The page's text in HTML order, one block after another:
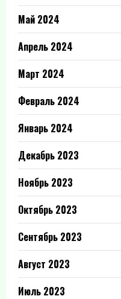
Май 2024
Апрель 2024
Март 2024
Февраль 2024
Январь 2024
Декабрь 2023
Ноябрь 2023
Октябрь 2023
Сентябрь 2023
Август 2023
Июль 2023